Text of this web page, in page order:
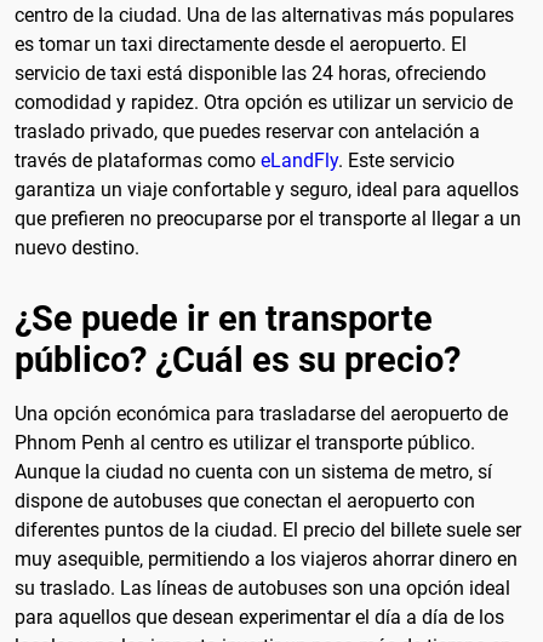
centro de la ciudad. Una de las alternativas más populares
es tomar un taxi directamente desde el aeropuerto. El
servicio de taxi está disponible las 24 horas, ofreciendo
comodidad y rapidez. Otra opción es utilizar un servicio de
traslado privado, que puedes reservar con antelación a
través de plataformas como eLandFly. Este servicio
garantiza un viaje confortable y seguro, ideal para aquellos
que prefieren no preocuparse por el transporte al llegar a un
nuevo destino.
¿Se puede ir en transporte
público? ¿Cuál es su precio?
Una opción económica para trasladarse del aeropuerto de
Phnom Penh al centro es utilizar el transporte público.
Aunque la ciudad no cuenta con un sistema de metro, sí
dispone de autobuses que conectan el aeropuerto con
diferentes puntos de la ciudad. El precio del billete suele ser
muy asequible, permitiendo a los viajeros ahorrar dinero en
su traslado. Las líneas de autobuses son una opción ideal
para aquellos que desean experimentar el día a día de los